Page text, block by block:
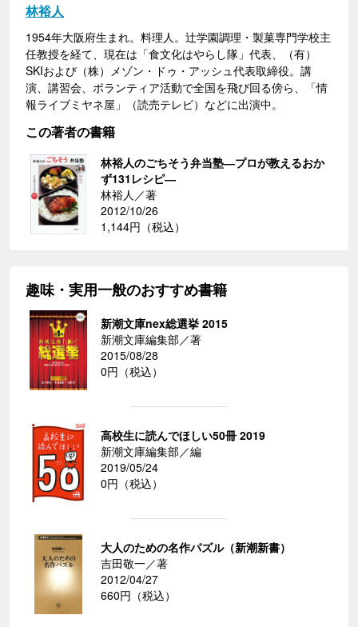
林裕人
1954年大阪府生まれ。料理人。辻学園調理・製菓専門学校主
任教授を経て、現在は「食文化はやらし隊」代表、（有）
SKIおよび（株）メゾン・ドゥ・アッシュ代表取締役。講
演、講習会、ボランティア活動で全国を飛び回る傍ら、「情
報ライブミヤネ屋」（読売テレビ）などに出演中。
この著者の書籍
林裕人のごちそう弁当塾―プロが教えるおか
ず131レシピ―
林裕人／著
2012/10/26
1,144円（税込）
趣味・実用一般のおすすめ書籍
新潮文庫nex総選挙 2015
新潮文庫編集部／著
2015/08/28
0円（税込）
高校生に読んでほしい50冊 2019
新潮文庫編集部／編
2019/05/24
0円（税込）
大人のための名作パズル（新潮新書）
吉田敬一／著
2012/04/27
660円（税込）